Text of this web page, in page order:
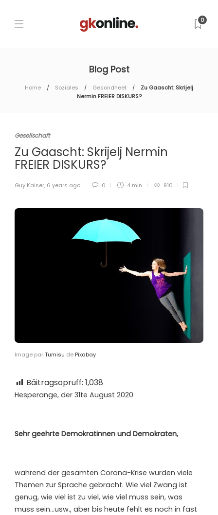
0
Blog Post
Home Soziales Gesondheet
Zu Gaascht: Skrijelj
Nermin FREIER DISKURS?
Gesellschaft
Zu Gaascht: Skrijelj Nermin
FREIER DISKURS?
Guy Kaiser, 6 years ago 0 4 min 910
Image parTumisu de Pixabay
Bäitragsopruff: 1,038
Hesperange, der 31te August 2020
Sehr geehrte Demokratinnen und Demokraten,
während der gesamten Corona-Krise wurden viele
Themen zur Sprache gebracht. Wie viel Zwang ist
genug, wie viel ist zu viel, wie viel muss sein, was
muss sein…usw., aber bis heute fehlt es noch in fast